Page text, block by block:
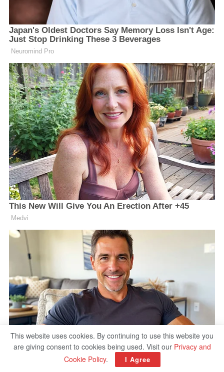
This website uses cookies. By continuing to use this website you
are giving consent to cookies being used. Visit our Privacy and
Cookie Policy. I Agree